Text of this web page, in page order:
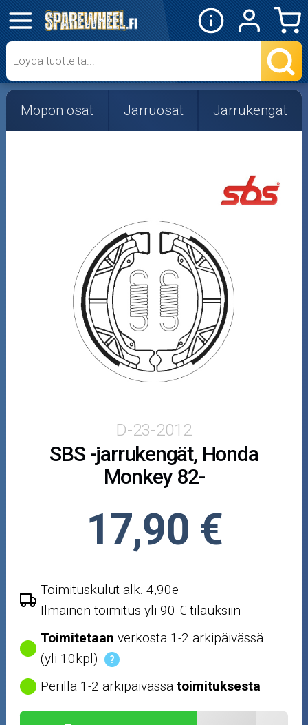
✕
Mopon osat
Skootterin osat
Crossipyörän osat
Mopoauton osat
Mönkijän osat
Puutarha ja metsä
Ajovarusteet
Öljyt ja kemikaalit
Outlet-tuotteet
Mopon osat Jarruosat Jarrukengät
D-23-2012
SBS -jarrukengät, Honda
Monkey 82-
17,90 €
Toimituskulut alk. 4,90e
Ilmainen toimitus yli 90 € tilauksiin
Toimitetaan verkosta 1-2 arkipäivässä
(yli 10kpl)
?
Perillä 1-2 arkipäivässätoimituksesta